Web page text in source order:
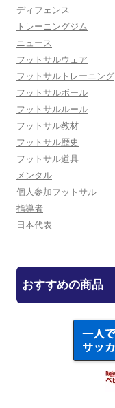
ディフェンス
トレーニングジム
ニュース
フットサルウェア
フットサルトレーニング
フットサルボール
フットサルルール
フットサル教材
フットサル歴史
フットサル道具
メンタル
個人参加フットサル
指導者
日本代表
おすすめの商品